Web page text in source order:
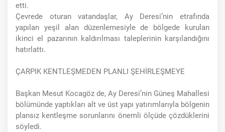
etti.
Çevrede oturan vatandaşlar, Ay Deresi’nin etrafında
yapılan yeşil alan düzenlemesiyle de bölgede kurulan
ikinci el pazarının kaldırılması taleplerinin karşılandığını
hatırlattı.
ÇARPIK KENTLEŞMEDEN PLANLI ŞEHİRLEŞMEYE
Başkan Mesut Kocagöz de, Ay Deresi’nin Güneş Mahallesi
bölümünde yaptıkları alt ve üst yapı yatırımlarıyla bölgenin
plansız kentleşme sorunlarını önemli ölçüde çözdüklerini
söyledi.